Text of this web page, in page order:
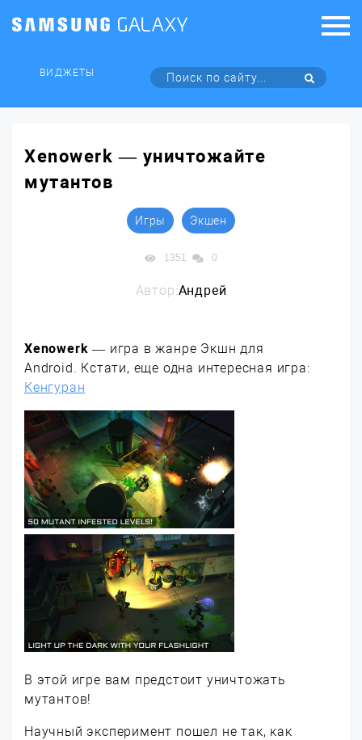
ВИДЖЕТЫ
Xenowerk — уничтожайте
мутантов
Игры Экшен
1351 0
Автор:Андрей
Xenowerk — игра в жанре Экшн для
Android. Кстати, еще одна интересная игра:
Кенгуран
В этой игре вам предстоит уничтожать
мутантов!
Научный эксперимент пошел не так, как